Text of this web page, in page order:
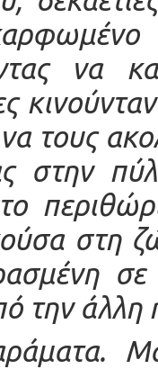
να
να τους
στην
στη
την άλλη